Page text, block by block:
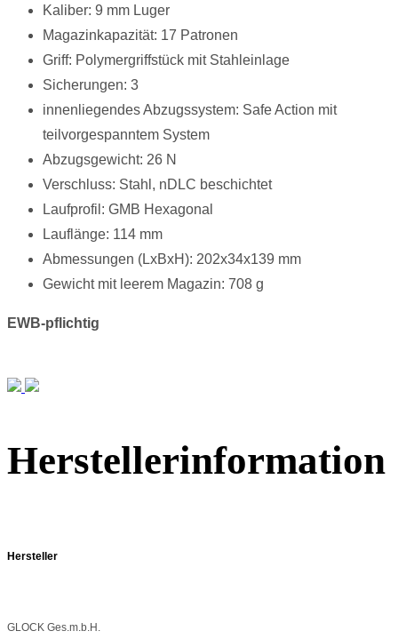
Kaliber: 9 mm Luger
Magazinkapazität: 17 Patronen
Griff: Polymergriffstück mit Stahleinlage
Sicherungen: 3
innenliegendes Abzugssystem: Safe Action mit
teilvorgespanntem System
Abzugsgewicht: 26 N
Verschluss: Stahl, nDLC beschichtet
Laufprofil: GMB Hexagonal
Lauflänge: 114 mm
Abmessungen (LxBxH): 202x34x139 mm
Gewicht mit leerem Magazin: 708 g
EWB-pflichtig
Herstellerinformation
Hersteller
GLOCK Ges.m.b.H.